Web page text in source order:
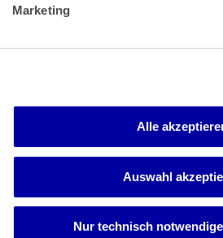
Marketing
Alle
Auswahl
Nur technisch
Barrierefreiheit